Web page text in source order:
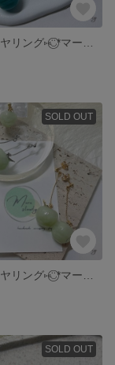
SOLD OUT
SOLD OUT